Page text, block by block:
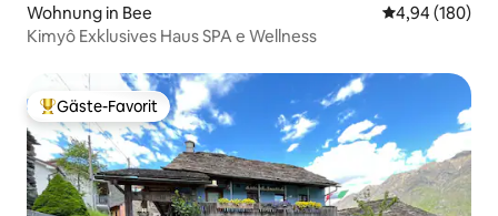
Wohnung in Bee
4,94 (180)
Kimyô Exklusives Haus SPA e Wellness
Beliebter Gäste-Favorit.
Gäste-Favorit